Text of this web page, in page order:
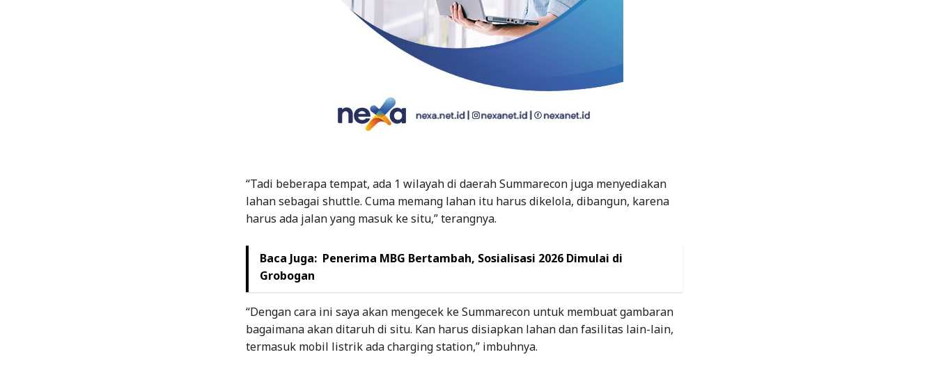
“Tadi beberapa tempat, ada 1 wilayah di daerah Summarecon juga menyediakan
lahan sebagai shuttle. Cuma memang lahan itu harus dikelola, dibangun, karena
harus ada jalan yang masuk ke situ,” terangnya.
Baca Juga: Penerima MBG Bertambah, Sosialisasi 2026 Dimulai di
Grobogan
“Dengan cara ini saya akan mengecek ke Summarecon untuk membuat gambaran
bagaimana akan ditaruh di situ. Kan harus disiapkan lahan dan fasilitas lain-lain,
termasuk mobil listrik ada charging station,” imbuhnya.